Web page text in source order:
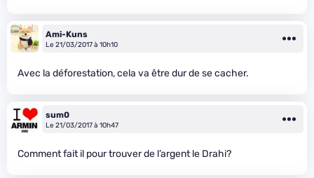
Ami-Kuns
Le 21/03/2017 à 10h10
Avec la déforestation, cela va être dur de se cacher.
sum0
Le 21/03/2017 à 10h47
Comment fait il pour trouver de l’argent le Drahi?